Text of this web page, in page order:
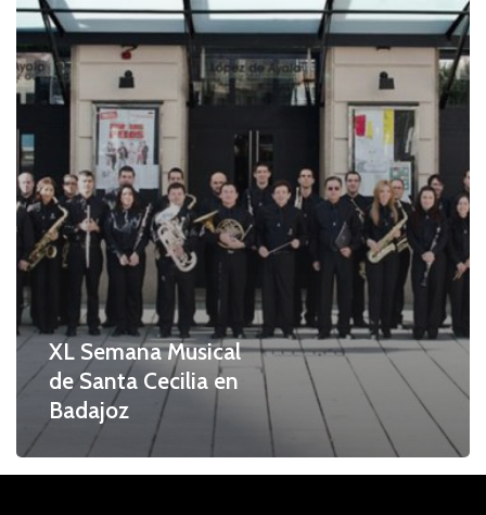
en
Badajoz
XL Semana Musical
de Santa Cecilia en
Badajoz